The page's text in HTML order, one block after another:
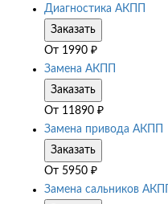
Диагностика АКПП
Заказать
От 1990 ₽
Замена АКПП
Заказать
От 11890 ₽
Замена привода АКПП
Заказать
От 5950 ₽
Замена сальников АКПП